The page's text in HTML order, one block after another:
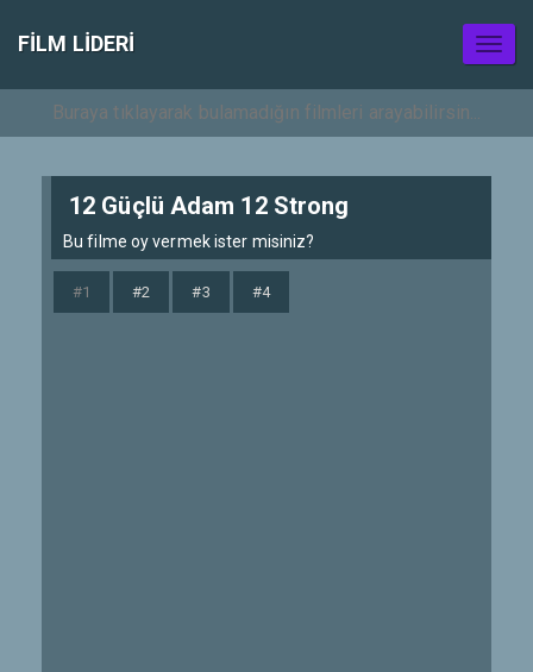
FILM LIDERI
12 Güçlü Adam 12 Strong
Bu filme oy vermek ister misiniz?
#1 #2 #3 #4